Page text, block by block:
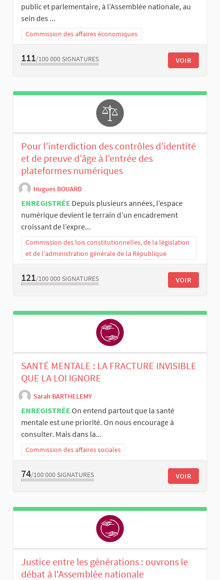
public et parlementaire, à l’Assemblée nationale, au
sein des ...
Commission des affaires économiques
111/100 000 SIGNATURES VOIR
Pour l’interdiction des contrôles d’identité
et de preuve d’âge à l’entrée des
plateformes numériques
Hugues BOUARD
ENREGISTRÉE Depuis plusieurs années, l’espace
numérique devient le terrain d’un encadrement
croissant de l’expre...
Commission des lois constitutionnelles, de la législation
et de l’administration générale de la République
121/100 000 SIGNATURES VOIR
SANTÉ MENTALE : LA FRACTURE INVISIBLE
QUE LA LOI IGNORE
Sarah BARTHELEMY
ENREGISTRÉE On entend partout que la santé
mentale est une priorité. On nous encourage à
consulter. Mais dans la...
Commission des affaires sociales
74/100 000 SIGNATURES VOIR
Justice entre les générations : ouvrons le
débat à l'Assemblée nationale